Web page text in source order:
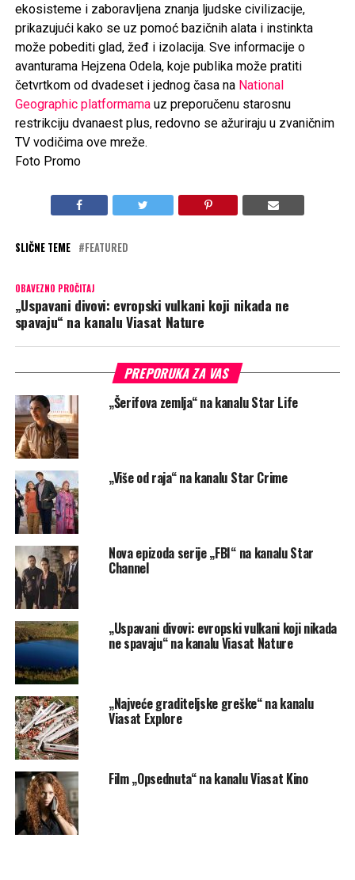
ekosisteme i zaboravljena znanja ljudske civilizacije,
prikazujući kako se uz pomoć bazičnih alata i instinkta
može pobediti glad, žeđ i izolacija. Sve informacije o
avanturama Hejzena Odela, koje publika može pratiti
četvrtkom od dvadeset i jednog časa na National
Geographic platformamauz preporučenu starosnu
restrikciju dvanaest plus, redovno se ažuriraju u zvaničnim
TV vodičima ove mreže.
Foto Promo
SLIČNE TEME FEATURED
OBAVEZNO PROČITAJ
„Uspavani divovi: evropski vulkani koji nikada ne
spavaju“ na kanalu Viasat Nature
PREPORUKA ZA VAS
„Šerifova zemlja“ na kanalu Star Life
„Više od raja“ na kanalu Star Crime
Nova epizoda serije „FBI“ na kanalu Star
Channel
„Uspavani divovi: evropski vulkani koji nikada
ne spavaju“ na kanalu Viasat Nature
„Najveće graditeljske greške“ na kanalu
Viasat Explore
Film „Opsednuta“ na kanalu Viasat Kino